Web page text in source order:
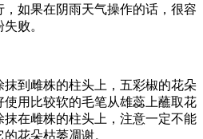
如果在阴雨天气操作的话，很容
败。
到雌株的柱头上，五彩椒的花朵
用比较软的毛笔从雄蕊上蘸取花
在雌株的柱头上，注意一定不能
花朵枯萎凋谢。